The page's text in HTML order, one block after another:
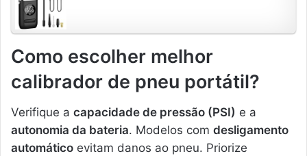
Como escolher melhor
calibrador de pneu portátil?
Verifique a capacidade de pressão (PSI) e a
autonomia da bateria. Modelos com desligamento
automático evitam danos ao pneu. Priorize